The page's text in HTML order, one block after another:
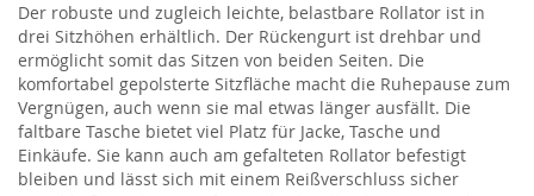
Der robuste und zugleich leichte, belastbare Rollator ist in
drei Sitzhöhen erhältlich. Der Rückengurt ist drehbar und
ermöglicht somit das Sitzen von beiden Seiten. Die
komfortabel gepolsterte Sitzfläche macht die Ruhepause zum
Vergnügen, auch wenn sie mal etwas länger ausfällt. Die
faltbare Tasche bietet viel Platz für Jacke, Tasche und
Einkäufe. Sie kann auch am gefalteten Rollator befestigt
bleiben und lässt sich mit einem Reißverschluss sicher